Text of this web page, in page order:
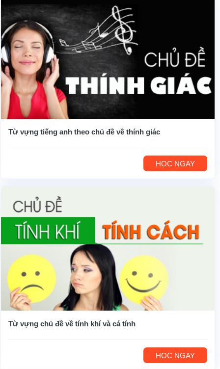
Từ vựng tiếng anh theo chủ đề về thính giác
HỌC NGAY
Từ vựng chủ đề về tính khí và cá tính
HỌC NGAY